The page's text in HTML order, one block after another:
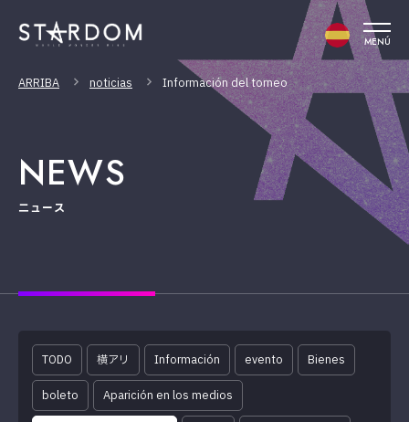
MENÚ
ARRIBA noticias Información del torneo
NEWS
ニュース
TODO 横アリ Información evento Bienes
boleto Aparición en los medios